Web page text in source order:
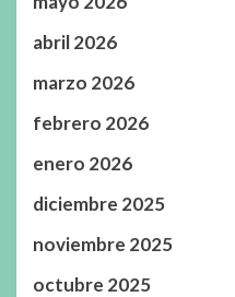
abril 2026
marzo 2026
febrero 2026
enero 2026
diciembre 2025
noviembre 2025
octubre 2025